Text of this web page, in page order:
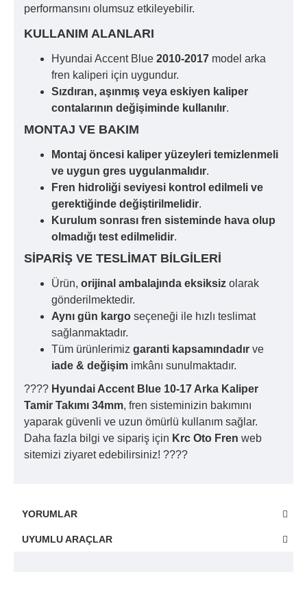
performansını olumsuz etkileyebilir.
KULLANIM ALANLARI
Hyundai Accent Blue 2010-2017 model arka
fren kaliperi için uygundur.
Sızdıran, aşınmış veya eskiyen kaliper
contalarının değişiminde kullanılır.
MONTAJ VE BAKIM
Montaj öncesi kaliper yüzeyleri temizlenmeli
ve uygun gres uygulanmalıdır.
Fren hidroliği seviyesi kontrol edilmeli ve
gerektiğinde değiştirilmelidir.
Kurulum sonrası fren sisteminde hava olup
olmadığı test edilmelidir.
SIPARIŞ VE TESLIMAT BILGILERI
Ürün, orijinal ambalajında eksiksiz olarak
gönderilmektedir.
Aynı gün kargo seçeneği ile hızlı teslimat
sağlanmaktadır.
Tüm ürünlerimiz garanti kapsamındadır ve
iade & değişim imkânı sunulmaktadır.
???? Hyundai Accent Blue 10-17 Arka Kaliper
Tamir Takımı 34mm, fren sisteminizin bakımını
yaparak güvenli ve uzun ömürlü kullanım sağlar.
Daha fazla bilgi ve sipariş için Krc Oto Fren web
sitemizi ziyaret edebilirsiniz! ????
YORUMLAR
UYUMLU ARAÇLAR